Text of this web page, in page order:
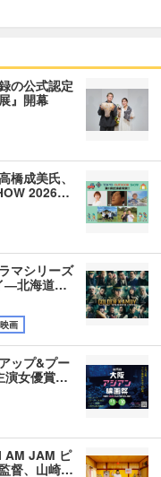
の公式認定
』開幕
成美氏、
2026…
マシリーズ
―北海道…
映画
ップ&プー
演女優賞…
AM JAM ピ
督、山崎…